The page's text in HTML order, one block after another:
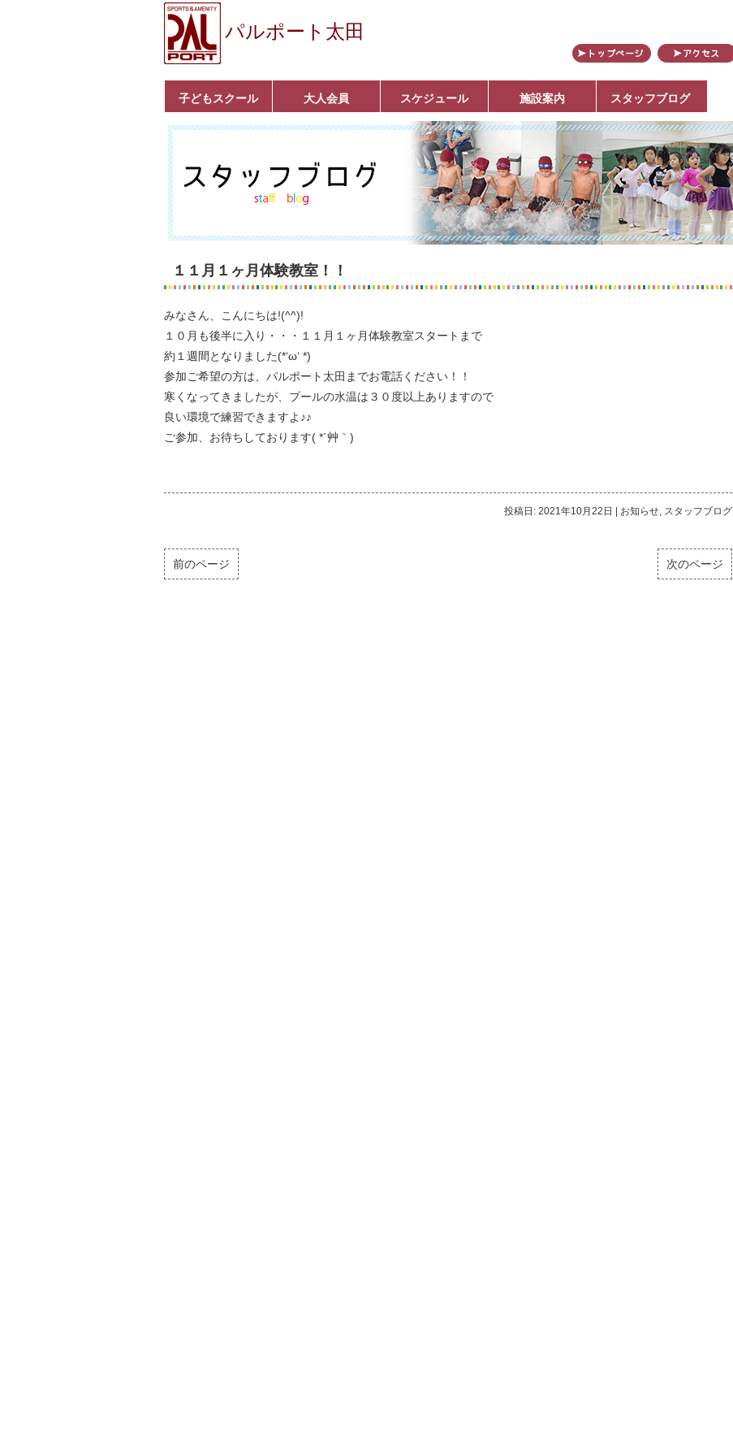
パルポート太田
子どもスクール
ベビーコース
幼児コース
小学生コース
育成コース
選手コース
キッズパーク(体操教
室)
クラシックバレエ
ボルダリング
■入会案内
大人会員
いきいきコース
トライアスロン
フィットネス
■入会案内
スケジュール 施設案内 スタッフブログ
１１月１ヶ月体験教室！！
みなさん、こんにちは!(^^)!
１０月も後半に入り・・・１１月１ヶ月体験教室スタートまで
約１週間となりました(*‘ω‘ *)
参加ご希望の方は、パルポート太田までお電話ください！！
寒くなってきましたが、プールの水温は３０度以上ありますので
良い環境で練習できますよ♪♪
ご参加、お待ちしております( *´艸｀)
投稿日: 2021年10月22日 お知らせ, スタッフブログ
前のページ 次のページ